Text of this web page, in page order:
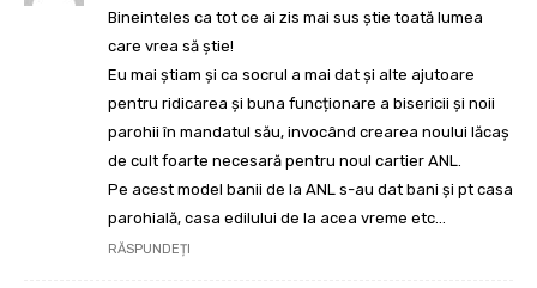
Bineinteles ca tot ce ai zis mai sus știe toată lumea
care vrea să știe!
Eu mai știam și ca socrul a mai dat și alte ajutoare
pentru ridicarea și buna funcționare a bisericii și noii
parohii în mandatul său, invocând crearea noului lăcaș
de cult foarte necesară pentru noul cartier ANL.
Pe acest model banii de la ANL s-au dat bani și pt casa
parohială, casa edilului de la acea vreme etc…
RĂSPUNDEȚI